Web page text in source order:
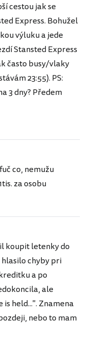
cestou jak se
Express. Bohužel
výluku a jede
Stansted Express
často busy/vlaky
23:55). PS:
3 dny? Předem
co, nemužu
za osobu
koupit letenky do
chyby pri
a po
ale
held...". Znamena
nebo to mam